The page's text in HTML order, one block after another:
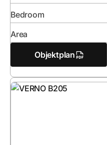
Bedroom
Area
Objektplan